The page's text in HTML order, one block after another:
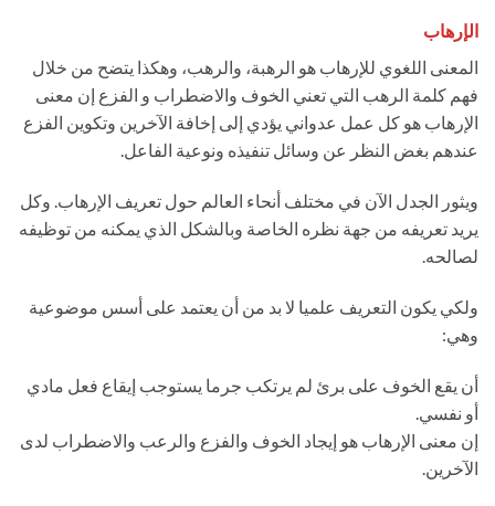
الإرهاب
المعنى اللغوي للإرهاب هو الرهبة، والرهب، وهكذا يتضح من خلال
فهم كلمة الرهب التي تعني الخوف والاضطراب و الفزع إن معنى
الإرهاب هو كل عمل عدواني يؤدي إلى إخافة الآخرين وتكوين الفزع
عندهم بغض النظر عن وسائل تنفيذه ونوعية الفاعل.
ويثور الجدل الآن في مختلف أنحاء العالم حول تعريف الإرهاب. وكل
يريد تعريفه من جهة نظره الخاصة وبالشكل الذي يمكنه من توظيفه
لصالحه.
ولكي يكون التعريف علميا لا بد من أن يعتمد على أسس موضوعية
وهي:
أن يقع الخوف على برئ لم يرتكب جرما يستوجب إيقاع فعل مادي
أو نفسي.
إن معنى الإرهاب هو إيجاد الخوف والفزع والرعب والاضطراب لدى
الآخرين.